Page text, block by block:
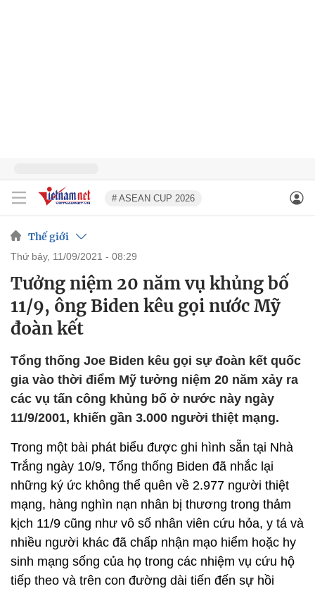
# ASEAN CUP 2026
Thế giới
thứ bảy, 11/09/2021 - 08:29
Tưởng niệm 20 năm vụ khủng bố
11/9, ông Biden kêu gọi nước Mỹ
đoàn kết
Tổng thống Joe Biden kêu gọi sự đoàn kết quốc
gia vào thời điểm Mỹ tưởng niệm 20 năm xảy ra
các vụ tấn công khủng bố ở nước này ngày
11/9/2001, khiến gần 3.000 người thiệt mạng.
Trong một bài phát biểu được ghi hình sẵn tại Nhà
Trắng ngày 10/9, Tổng thống Biden đã nhắc lại
những ký ức không thể quên về 2.977 người thiệt
mạng, hàng nghìn nạn nhân bị thương trong thảm
kịch 11/9 cũng như vô số nhân viên cứu hỏa, y tá và
nhiều người khác đã chấp nhận mạo hiểm hoặc hy
sinh mạng sống của họ trong các nhiệm vụ cứu hộ
tiếp theo và trên con đường dài tiến đến sự hồi